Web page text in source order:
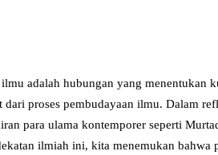
adalah hubungan yang menentukan
dari proses pembudayaan ilmu. Dalam
para ulama kontemporer seperti
ilmiah ini, kita menemukan